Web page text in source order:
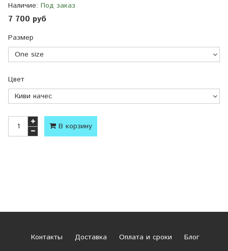
Наличие: Под заказ
7 700 руб
Размер
Цвет
В корзину
Контакты Доставка Оплата и сроки Блог